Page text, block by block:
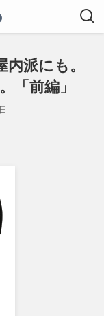
派にも。
「前編」